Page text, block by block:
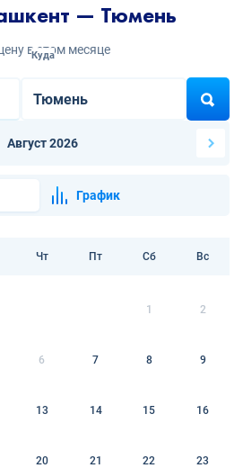
— Тюмень
в этом месяце
Куда
Август 2026
График
Чт Пт Сб Вс
1 2
6 7 8 9
13 14 15 16
20 21 22 23